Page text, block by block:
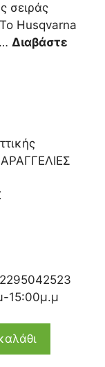
σειράς
Husqvarna
Διαβάστε
2295042523
15:00μ.μ